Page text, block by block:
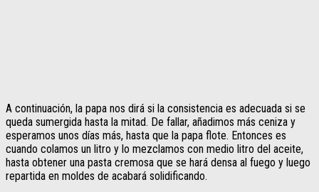
A continuación, la papa nos dirá si la consistencia es adecuada si se
queda sumergida hasta la mitad. De fallar, añadimos más ceniza y
esperamos unos días más, hasta que la papa flote. Entonces es
cuando colamos un litro y lo mezclamos con medio litro del aceite,
hasta obtener una pasta cremosa que se hará densa al fuego y luego
repartida en moldes de acabará solidificando.